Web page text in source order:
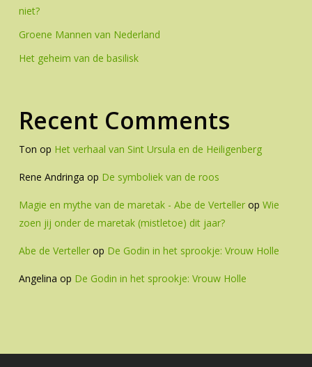
niet?
Groene Mannen van Nederland
Het geheim van de basilisk
Recent Comments
Ton op Het verhaal van Sint Ursula en de Heiligenberg
Rene Andringa op De symboliek van de roos
Magie en mythe van de maretak - Abe de Vertellerop Wie
zoen jij onder de maretak (mistletoe) dit jaar?
Abe de Vertellerop De Godin in het sprookje: Vrouw Holle
Angelina op De Godin in het sprookje: Vrouw Holle